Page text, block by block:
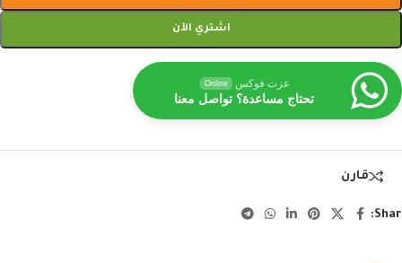
اشتري الآن
عزت فوكس Online
تحتاج مساعدة؟ تواصل معنا
قارن